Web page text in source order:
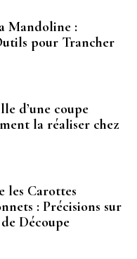
Mandoline :
pour Trancher
d’une coupe
la réaliser chez
les Carottes
: Précisions sur
Découpe